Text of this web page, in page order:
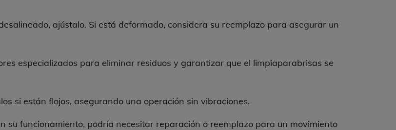
ajústalo. Si está deformado, considera su reemplazo para asegurar un
especializados para eliminar residuos y garantizar que el limpiaparabrisas se
si están flojos, asegurando una operación sin vibraciones.
su funcionamiento, podría necesitar reparación o reemplazo para un movimiento